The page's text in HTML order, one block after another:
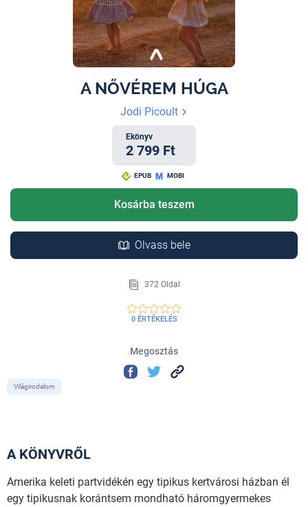
A NŐVÉREM HÚGA
Jodi Picoult
Ekönyv
2 799 Ft
EPUB MOBI
Kosárba teszem
Olvass bele
372 Oldal
0 ÉRTÉKELÉS
Megosztás
Világirodalom
A KÖNYVRŐL
Amerika keleti partvidékén egy tipikus kertvárosi házban él
egy tipikusnak korántsem mondható háromgyermekes